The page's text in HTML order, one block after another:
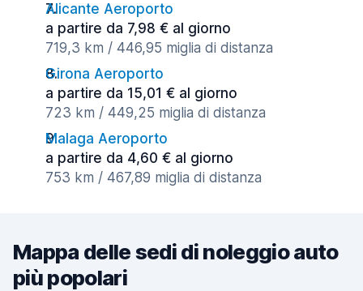
Alicante Aeroporto
a partire da 7,98 € al giorno
719,3 km / 446,95 miglia di distanza
Girona Aeroporto
a partire da 15,01 € al giorno
723 km / 449,25 miglia di distanza
Malaga Aeroporto
a partire da 4,60 € al giorno
753 km / 467,89 miglia di distanza
Mappa delle sedi di noleggio auto
più popolari